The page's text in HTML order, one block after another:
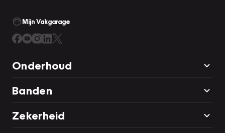
Mijn Vakgarage
Onderhoud
Banden
Zekerheid